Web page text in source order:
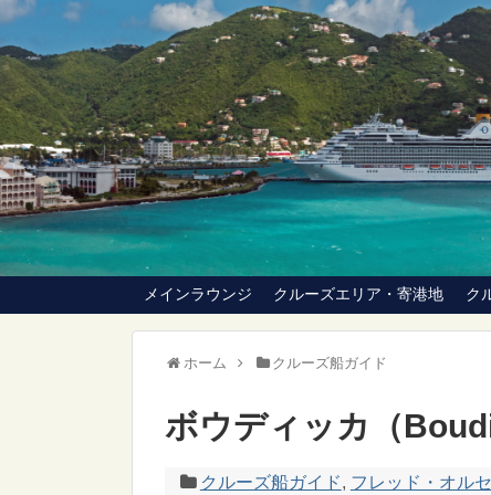
メインラウンジ クルーズエリア・寄港地 ク
ホーム クルーズ船ガイド
ボウディッカ（
クルーズ船ガイド, フレッド・オル